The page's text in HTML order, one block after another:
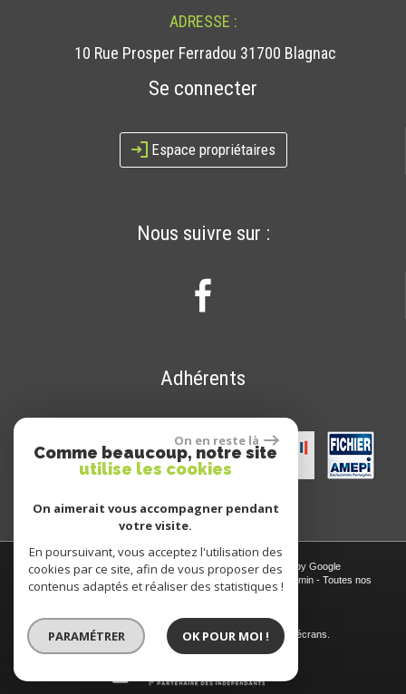
ADRESSE :
10 Rue Prosper Ferradou 31700 Blagnac
Nous suivre sur :
Adhérents
Se connecter
Espace propriétaires
© 2026 | Tous droits réservés | Traduction powered by Google
Plan du site
-Mentions légales Nos honoraires Admin- Toutes nos
annonces
Site internet compatible multi-supports,
un seul site adaptable à tous les types d'écrans.
On en reste là
Comme beaucoup, notre site
utilise les cookies
On aimerait vous accompagner pendant
votre visite.
En poursuivant, vous acceptez l'utilisation des
cookies par ce site, afin de vous proposer des
contenus adaptés et réaliser des statistiques !
PARAMÉTRER OK POUR MOI !